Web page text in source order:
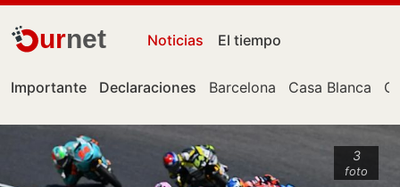
urnet Noticias El tiempo
Importante Declaraciones Barcelona Casa Blanca
3
foto